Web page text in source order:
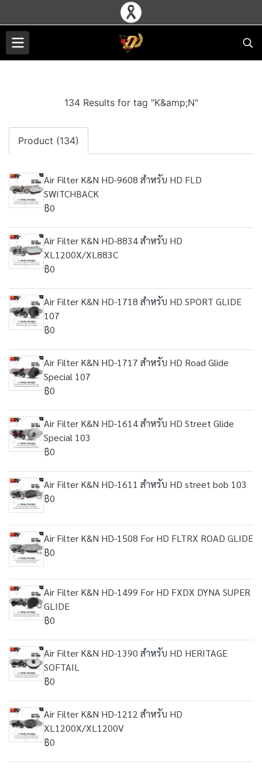
134 Results for tag "K&amp;N"
Product (134)
Air Filter K&N HD-9608 สำหรับ HD FLD
SWITCHBACK
฿0
Air Filter K&N HD-8834 สำหรับ HD
XL1200X/XL883C
฿0
Air Filter K&N HD-1718 สำหรับ HD SPORT GLIDE
107
฿0
Air Filter K&N HD-1717 สำหรับ HD Road Glide
Special 107
฿0
Air Filter K&N HD-1614 สำหรับ HD Street Glide
Special 103
฿0
Air Filter K&N HD-1611 สำหรับ HD street bob 103
฿0
Air Filter K&N HD-1508 For HD FLTRX ROAD GLIDE
฿0
Air Filter K&N HD-1499 For HD FXDX DYNA SUPER
GLIDE
฿0
Air Filter K&N HD-1390 สำหรับ HD HERITAGE
SOFTAIL
฿0
Air Filter K&N HD-1212 สำหรับ HD
XL1200X/XL1200V
฿0